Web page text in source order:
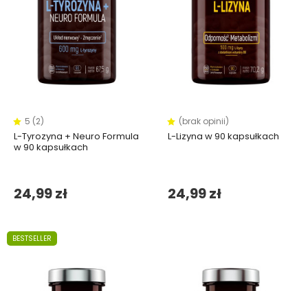
5 (2)
L-Tyrozyna + Neuro Formula
w 90 kapsułkach
24,99 zł
(brak opinii)
L-Lizyna w 90 kapsułkach
24,99 zł
BESTSELLER